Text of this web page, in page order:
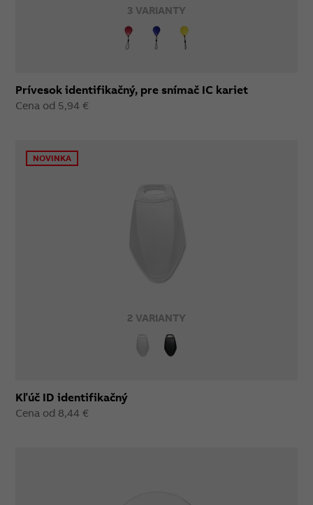
3 VARIANTY
Prívesok identifikačný, pre snímač IC kariet
Cena od 5,94 €
2 VARIANTY
NOVINKA
Kľúč ID identifikačný
Cena od 8,44 €